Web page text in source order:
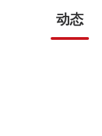
动态